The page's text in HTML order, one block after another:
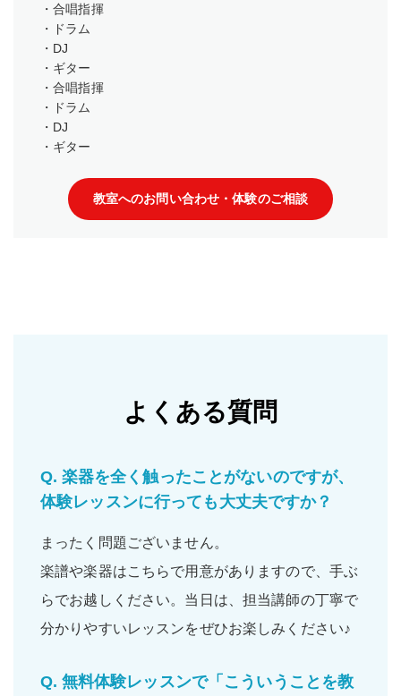
・合唱指揮
・ドラム
・DJ
・ギター
・合唱指揮
・ドラム
・DJ
・ギター
教室へのお問い合わせ・体験のご相談
よくある質問
Q. 楽器を全く触ったことがないのですが、
体験レッスンに行っても大丈夫ですか？
まったく問題ございません。
楽譜や楽器はこちらで用意がありますので、手ぶ
らでお越しください。当日は、担当講師の丁寧で
分かりやすいレッスンをぜひお楽しみください♪
Q. 無料体験レッスンで「こういうことを教